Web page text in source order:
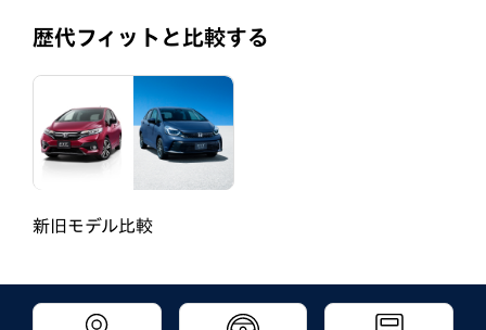
歴代フィットと比較する
新旧モデル比較